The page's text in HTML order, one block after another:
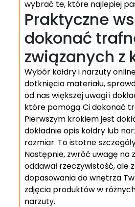
wybrać te, które najlepiej
Praktyczne
dokonać
związanych z
Wybór kołdry i narzuty
dotknięcia materiału,
od nas większej uwagi i
które pomogą Ci dokonać
Pierwszym krokiem jest
dokładnie opis kołdry lub
rozmiar. To istotne
Następnie, zwróć uwagę na
oddawał rzeczywistość,
dopasowania do wnętrza
zdjęcia produktów w
narzuty.